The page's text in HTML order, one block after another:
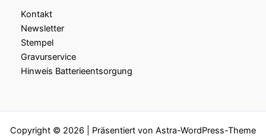
Kontakt
Newsletter
Stempel
Gravurservice
Hinweis Batterieentsorgung
Copyright © 2026 | Präsentiert von Astra-WordPress-Theme